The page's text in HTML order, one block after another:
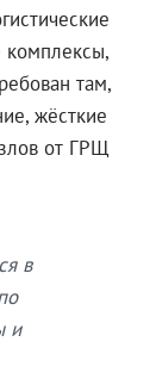
комплексы,
там,
жёсткие
от ГРЩ
в
и